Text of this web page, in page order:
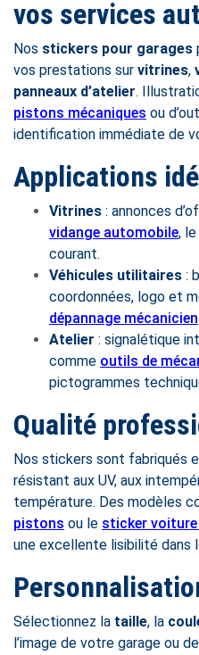
vos services
Nos stickers pour garages
vos prestations sur vitrines,
panneaux d’atelier.
pistons mécaniques ou
identification immédiate de
Applications
Vitrines : annonces
vidange automobile, le
courant.
Véhicules utilitaires :
coordonnées, logo et
dépannage mécanicien
Atelier : signalétique
comme outils de
pictogrammes
Qualité
Nos stickers sont fabriqués
résistant aux UV, aux
température. Des modèles
pistons ou le sticker
une excellente lisibilité dans
Sélectionnez la taille, la
l’image de votre garage ou